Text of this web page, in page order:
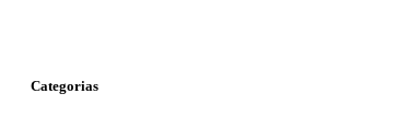
Categorias